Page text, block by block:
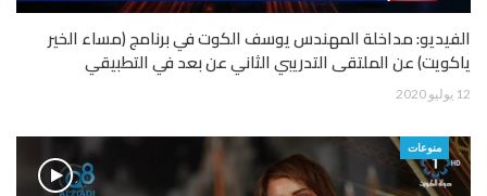
الفيديو: مداخلة المهندس يوسف الكوت في برنامج (مساء الخير
ياكويت) عن الملتقى التدريبي الثاني عن بعد في التطبيقي
12 يوليو 2020
منوعات